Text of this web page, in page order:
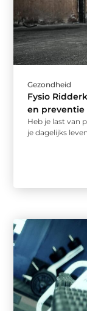
Gezondheid
Fysio
en preventie
Heb je last van
je dagelijks